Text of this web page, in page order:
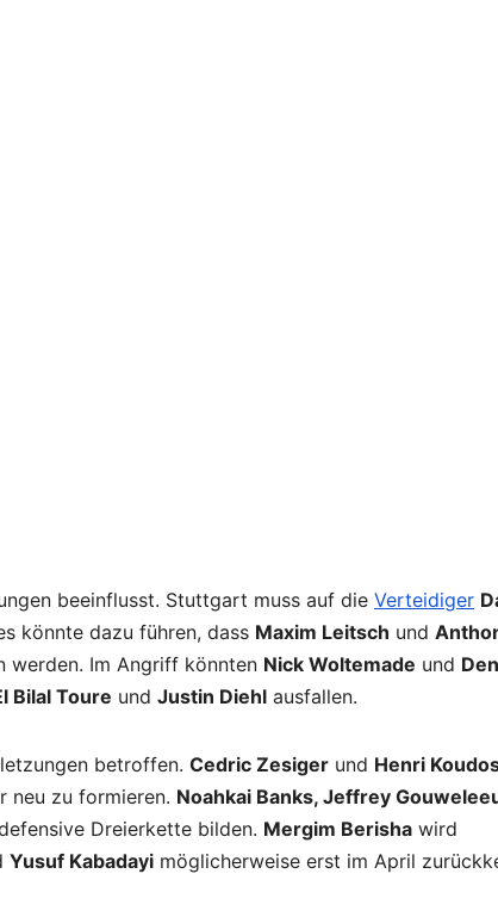
beeinflusst. Stuttgart muss auf die Verteidiger
könnte dazu führen, dass Maxim Leitsch und
werden. Im Angriff könnten Nick Woltemade und
Bilal Toure und Justin Diehl ausfallen.
betroffen. Cedric Zesiger und Henri
neu zu formieren. Noahkai Banks, Jeffrey
Dreierkette bilden. Mergim Berisha wird
Yusuf Kabadayi möglicherweise erst im April